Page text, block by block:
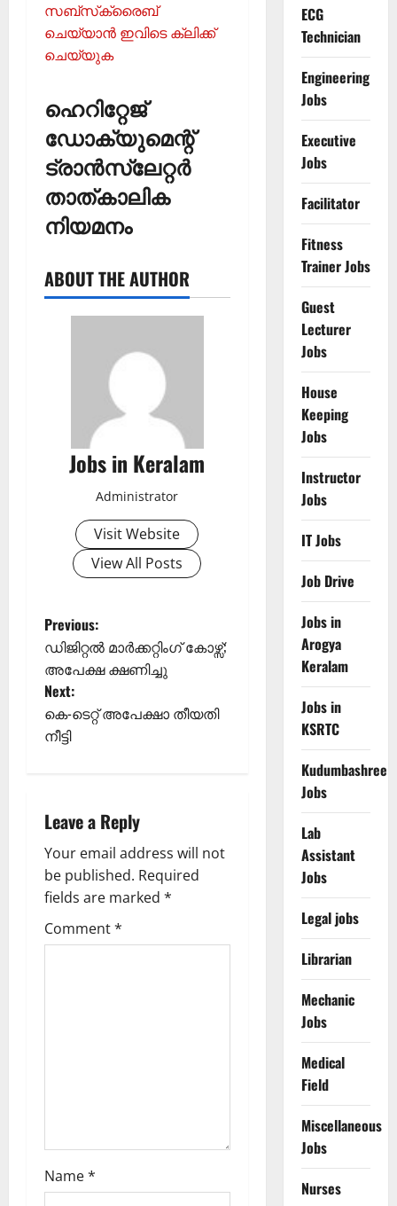
സബ്‌സ്‌ക്രൈബ്
ചെയ്യാന്‍ ഇവിടെ ക്ലിക്ക്
ചെയ്യുക
ഹെറിറ്റേജ്
ഡോക്യുമെന്റ്
ട്രാൻസ്ലേറ്റർ
താത്കാലിക
നിയമനം
ABOUT THE AUTHOR
Jobs in Keralam
Administrator
Visit Website
View All Posts
P
o
s
t
a
v
i
g
Previous:
ഡിജിറ്റൽ മാർക്കറ്റിംഗ് കോഴ്സ്;
അപേക്ഷ ക്ഷണിച്ചു
Next:
കെ-ടെറ്റ് അപേക്ഷാ തീയതി
നീട്ടി
Leave a Reply
Your email address will not
be published. Required
fields are marked *
Comment*
Name*
ECG
Technician
Engineering
Jobs
Executive
Jobs
Facilitator
Fitness
Trainer Jobs
Guest
Lecturer
Jobs
House
Keeping
Jobs
Instructor
Jobs
IT Jobs
Job Drive
Jobs in
Arogya
Keralam
Jobs in
KSRTC
Kudumbashree
Jobs
Lab
Assistant
Jobs
Legal jobs
Librarian
Mechanic
Jobs
Medical
Field
Miscellaneous
Jobs
Nurses